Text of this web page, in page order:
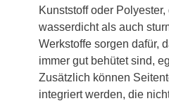
Kunststoff oder Polyester,
wasserdicht als auch
Werkstoffe sorgen dafür,
immer gut behütet sind,
Zusätzlich können
integriert werden, die